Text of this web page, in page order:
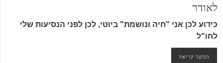
לאודר
כידוע לכן אני "חיה ונושמת" ביוטי, לכן לפני הנסיעות שלי
לחו"ל
המשך קריאה